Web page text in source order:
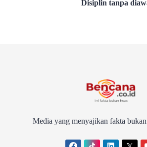
Disiplin tanpa
Media yang menyajikan fakta